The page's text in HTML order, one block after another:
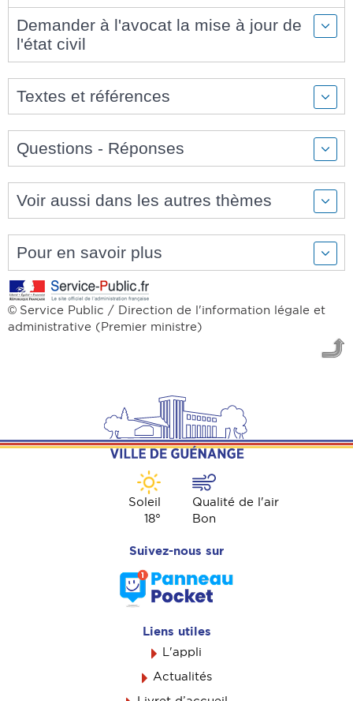
Demander à l'avocat la mise à jour de
l'état civil
Textes et références
Questions - Réponses
Voir aussi dans les autres thèmes
Pour en savoir plus
© Service Public / Direction de l'information légale et
administrative (Premier ministre)
Soleil
18°
Qualité de l'air
Bon
Suivez-nous sur
Liens utiles
L'appli
Actualités